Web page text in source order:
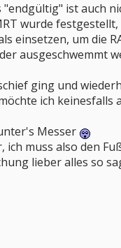
"endgültig" ist auch
wurde festgestellt,
einsetzen, um die
ausgeschwemmt
ging und
ich keinesfalls
Messer
muss also den
lieber alles so